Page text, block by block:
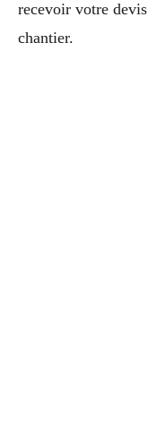
recevoir votre
chantier.